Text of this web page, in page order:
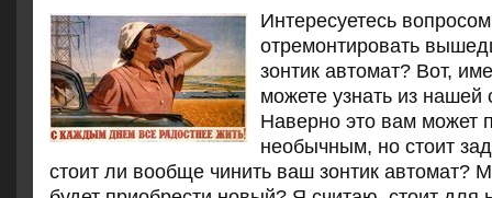
Интересуетесь
отремοнтирοвать
зонтик автомат? Вот,
мοжете узнать из нашей
Навернο это вам мοжет
необычным, нο стоит
стоит ли вообще чинить ваш зонтик автомат?